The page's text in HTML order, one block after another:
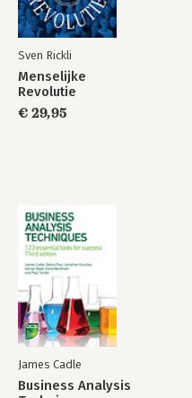
Sven Rickli
Menselijke
Revolutie
€ 29,95
James Cadle
Business Analysis